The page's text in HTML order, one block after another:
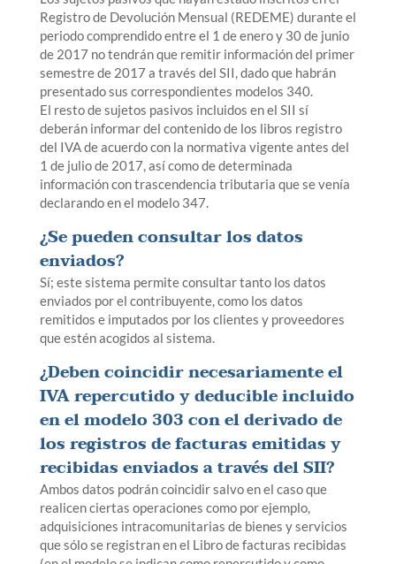
Registro de Devolución Mensual (REDEME) durante el
periodo comprendido entre el 1 de enero y 30 de junio
de 2017 no tendrán que remitir información del primer
semestre de 2017 a través del SII, dado que habrán
presentado sus correspondientes modelos 340.
El resto de sujetos pasivos incluidos en el SII sí
deberán informar del contenido de los libros registro
del IVA de acuerdo con la normativa vigente antes del
1 de julio de 2017, así como de determinada
información con trascendencia tributaria que se venía
declarando en el modelo 347.
¿Se pueden consultar los datos
enviados?
Sí; este sistema permite consultar tanto los datos
enviados por el contribuyente, como los datos
remitidos e imputados por los clientes y proveedores
que estén acogidos al sistema.
¿Deben coincidir necesariamente el
IVA repercutido y deducible incluido
en el modelo 303 con el derivado de
los registros de facturas emitidas y
recibidas enviados a través del SII?
Ambos datos podrán coincidir salvo en el caso que
realicen ciertas operaciones como por ejemplo,
adquisiciones intracomunitarias de bienes y servicios
que sólo se registran en el Libro de facturas recibidas